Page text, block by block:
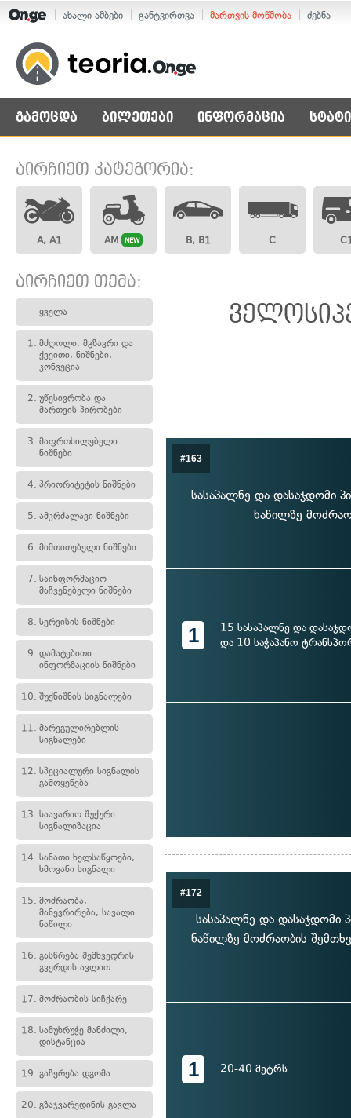
ახალი ამბები განტვირთვა მართვის მოწმობა ძებნა
გამოცდა ბილეთები ინფორმაცია
აირჩიეთ კატეგორია:
A, A1 AM NEW B, B1 C
აირჩიეთ თემა:
ყველა
1. მძღოლი, მგზავრი და
ქვეითი, ნიშნები,
კონვეცია
2. უწესივრობა და
მართვის პირობები
3. მაფრთხილებელი
ნიშნები
4. პრიორიტეტის ნიშნები
5. ამკრძალავი ნიშნები
6. მიმთითებელი ნიშნები
7. საინფორმაციო-
მაჩვენებელი ნიშნები
8. სერვისის ნიშნები
9. დამატებითი
ინფორმაციის ნიშნები
10. შუქნიშნის სიგნალები
11. მარეგულირებლის
სიგნალები
12. სპეციალური სიგნალის
გამოყენება
13. საავარიო შუქური
სიგნალიზაცია
14. სანათი ხელსაწყოები,
ხმოვანი სიგნალი
15. მოძრაობა,
მანევრირება, სავალი
ნაწილი
16. გასწრება შემხვედრის
გვერდის ავლით
17. მოძრაობის სიჩქარე
18. სამუხრუჭე მანძილი,
დისტანცია
19. გაჩერება დგომა
20. გზაჯვარედინის გავლა
#163
სასაპალნე და დასაჯდომი
ნაწილზე
1
15 სასაპალნე და
და 10 საჭაპანო
#172
სასაპალნე და დასაჯდომი
ნაწილზე მოძრაობის
1 20-40 მეტრს